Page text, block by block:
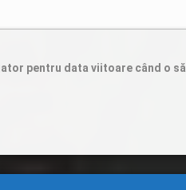
pentru data viitoare când o